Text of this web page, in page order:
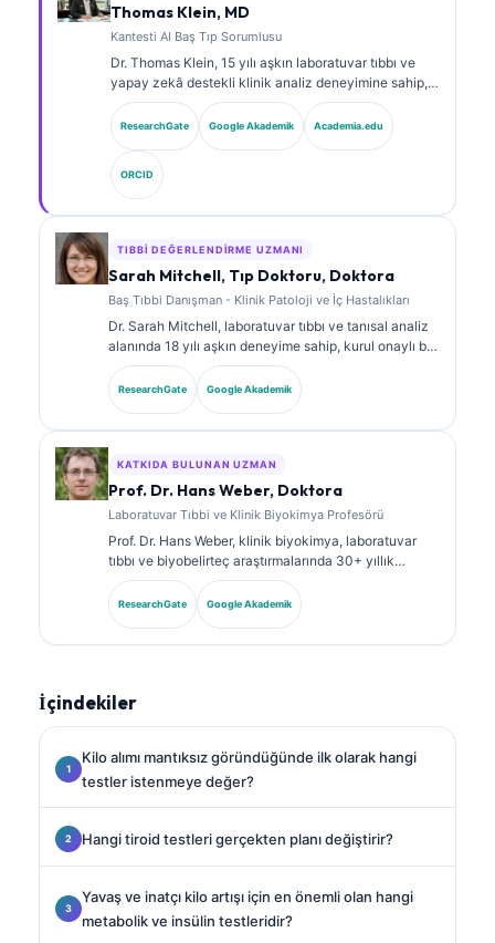
Thomas Klein, MD
Kantesti AI Baş Tıp Sorumlusu
Dr. Thomas Klein, 15 yılı aşkın laboratuvar tıbbı ve
yapay zekâ destekli klinik analiz deneyimine sahip,
kurul onaylı bir klinik hematolog ve dâhiliye
uzmanıdır. Kantesti AI bünyesinde Tıbbi Direktör
olarak, tescilli sinir ağının tıbbi doğruluğuna ilişkin
klinik gözetim sağlar. Dr. Klein, biyobelirteç
yorumlanması ve laboratuvar tıbbı konularında
laboratuvar tanılarına ilişkin kapsamlı yayınlar
yapmıştır.
ResearchGate Google Akademik Academia.edu
ORCID
TIBBI DEĞERLENDIRME UZMANI
Sarah Mitchell, Tıp Doktoru, Doktora
Baş Tıbbi Danışman - Klinik Patoloji ve İç Hastalıkları
Dr. Sarah Mitchell, laboratuvar tıbbı ve tanısal analiz
alanında 18 yılı aşkın deneyime sahip, kurul onaylı bir
klinik patologdur. Klinik kimya alanında uzmanlık
sertifikalarına sahiptir ve klinik uygulamada
biyobelirteç panelleri ile laboratuvar analizi üzerine
ResearchGate Google Akademik
KATKIDA BULUNAN UZMAN
Prof. Dr. Hans Weber, Doktora
Laboratuvar Tıbbi ve Klinik Biyokimya Profesörü
Prof. Dr. Hans Weber, klinik biyokimya, laboratuvar
tıbbı ve biyobelirteç araştırmalarında 30+ yıllık
uzmanlığa sahiptir. Alman Klinik Kimya Derneği’nin
eski Başkanıdır; tanısal panel analizi, biyobelirteç
standardizasyonu ve yapay zeka destekli laboratuvar
ResearchGate Google Akademik
İçindekiler
Kilo alımı mantıksız göründüğünde ilk olarak hangi
testler istenmeye değer?
Hangi tiroid testleri gerçekten planı değiştirir?
Yavaş ve inatçı kilo artışı için en önemli olan hangi
metabolik ve insülin testleridir?